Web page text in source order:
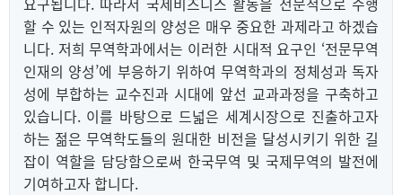
할 수 있는 인적자원의 양성은 매우 중요한 과제라고 하겠습
니다. 저희 무역학과에서는 이러한 시대적 요구인 ‘전문무역
인재의 양성’에 부응하기 위하여 무역학과의 정체성과 독자
성에 부합하는 교수진과 시대에 앞선 교과과정을 구축하고
있습니다. 이를 바탕으로 드넓은 세계시장으로 진출하고자
하는 젊은 무역학도들의 원대한 비전을 달성시키기 위한 길
잡이 역할을 담당함으로써 한국무역 및 국제무역의 발전에
기여하고자 합니다.